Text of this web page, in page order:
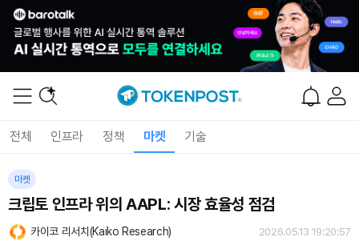
전체 인프라 정책 마켓 기술
마켓
크립토 인프라 위의 AAPL: 시장 효율성 점검
카이코 리서치(Kaiko Research) 2026.05.13 19:20:57